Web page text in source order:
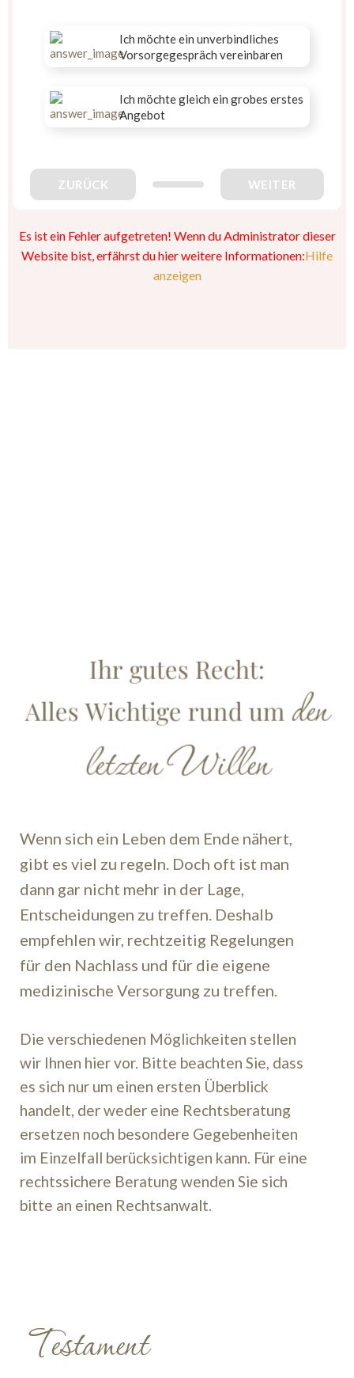
Ich möchte ein unverbindliches
Vorsorgegespräch vereinbaren
Ich möchte gleich ein grobes erstes
Angebot
ZURÜCK WEITER
Es ist ein Fehler aufgetreten! Wenn du Administrator dieser
Website bist, erfährst du hier weitere Informationen:Hilfe
anzeigen
Ihr gutes Recht:
Alles Wichtige rund um den
letzten Willen
Wenn sich ein Leben dem Ende nähert,
gibt es viel zu regeln. Doch oft ist man
dann gar nicht mehr in der Lage,
Entscheidungen zu treffen. Deshalb
empfehlen wir, rechtzeitig Regelungen
für den Nachlass und für die eigene
medizinische Versorgung zu treffen.
Die verschiedenen Möglichkeiten stellen
wir Ihnen hier vor. Bitte beachten Sie, dass
es sich nur um einen ersten Überblick
handelt, der weder eine Rechtsberatung
ersetzen noch besondere Gegebenheiten
im Einzelfall berücksichtigen kann. Für eine
rechtssichere Beratung wenden Sie sich
bitte an einen Rechtsanwalt.
Testament